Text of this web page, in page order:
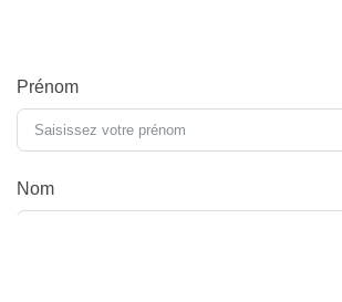
Prénom
Nom